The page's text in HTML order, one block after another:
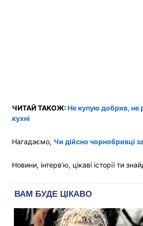
ЧИТАЙ ТАКОЖ:Не купую добрив, не
кухні
Нагадаємо, Чи дійсно чорнобривці
Новини, інтерв’ю, цікаві історії ти